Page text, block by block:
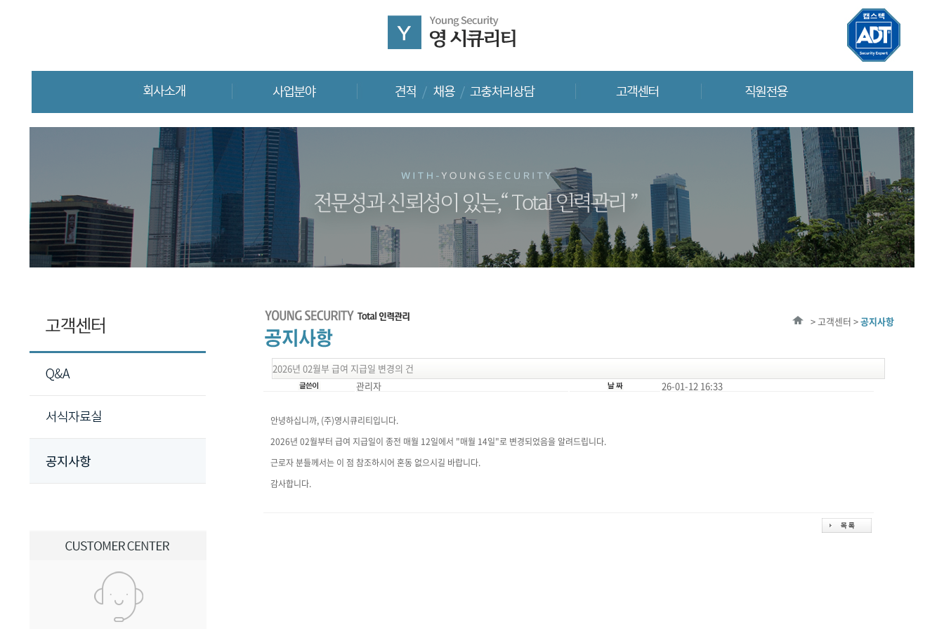
> 고객센터 >공지사항
2026년 02월부 급여 지급일 변경의 건
관리자
26-01-12 16:33
안녕하십니까, (주)영시큐리티입니다.
2026년 02월부터 급여 지급일이 종전 매월 12일에서 "매월 14일"로 변경되었음을 알려드립니다.
근로자 분들께서는 이 점 참조하시어 혼동 없으시길 바랍니다.
감사합니다.